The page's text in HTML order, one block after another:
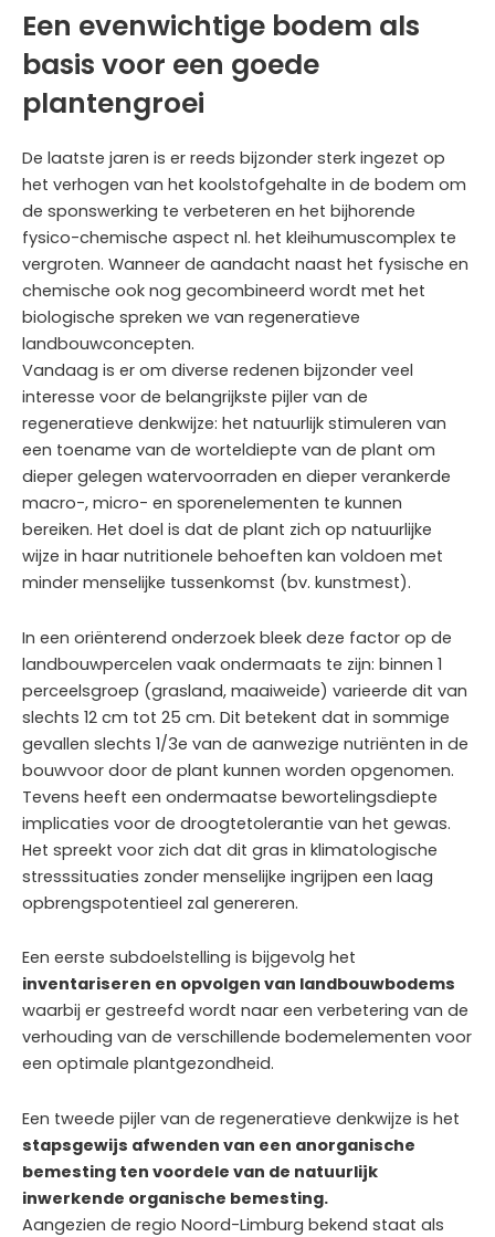
Een evenwichtige bodem als
basis voor een goede
plantengroei
De laatste jaren is er reeds bijzonder sterk ingezet op
het verhogen van het koolstofgehalte in de bodem om
de sponswerking te verbeteren en het bijhorende
fysico-chemische aspect nl. het kleihumuscomplex te
vergroten. Wanneer de aandacht naast het fysische en
chemische ook nog gecombineerd wordt met het
biologische spreken we van regeneratieve
landbouwconcepten.
Vandaag is er om diverse redenen bijzonder veel
interesse voor de belangrijkste pijler van de
regeneratieve denkwijze: het natuurlijk stimuleren van
een toename van de worteldiepte van de plant om
dieper gelegen watervoorraden en dieper verankerde
macro-, micro- en sporenelementen te kunnen
bereiken. Het doel is dat de plant zich op natuurlijke
wijze in haar nutritionele behoeften kan voldoen met
minder menselijke tussenkomst (bv. kunstmest).
In een oriënterend onderzoek bleek deze factor op de
landbouwpercelen vaak ondermaats te zijn: binnen 1
perceelsgroep (grasland, maaiweide) varieerde dit van
slechts 12 cm tot 25 cm. Dit betekent dat in sommige
gevallen slechts 1/3e van de aanwezige nutriënten in de
bouwvoor door de plant kunnen worden opgenomen.
Tevens heeft een ondermaatse bewortelingsdiepte
implicaties voor de droogtetolerantie van het gewas.
Het spreekt voor zich dat dit gras in klimatologische
stresssituaties zonder menselijke ingrijpen een laag
opbrengspotentieel zal genereren.
Een eerste subdoelstelling is bijgevolg het
inventariseren en opvolgen van landbouwbodems
waarbij er gestreefd wordt naar een verbetering van de
verhouding van de verschillende bodemelementen voor
een optimale plantgezondheid.
Een tweede pijler van de regeneratieve denkwijze is het
stapsgewijs afwenden van een anorganische
bemesting ten voordele van de natuurlijk
inwerkende organische bemesting.
Aangezien de regio Noord-Limburg bekend staat als